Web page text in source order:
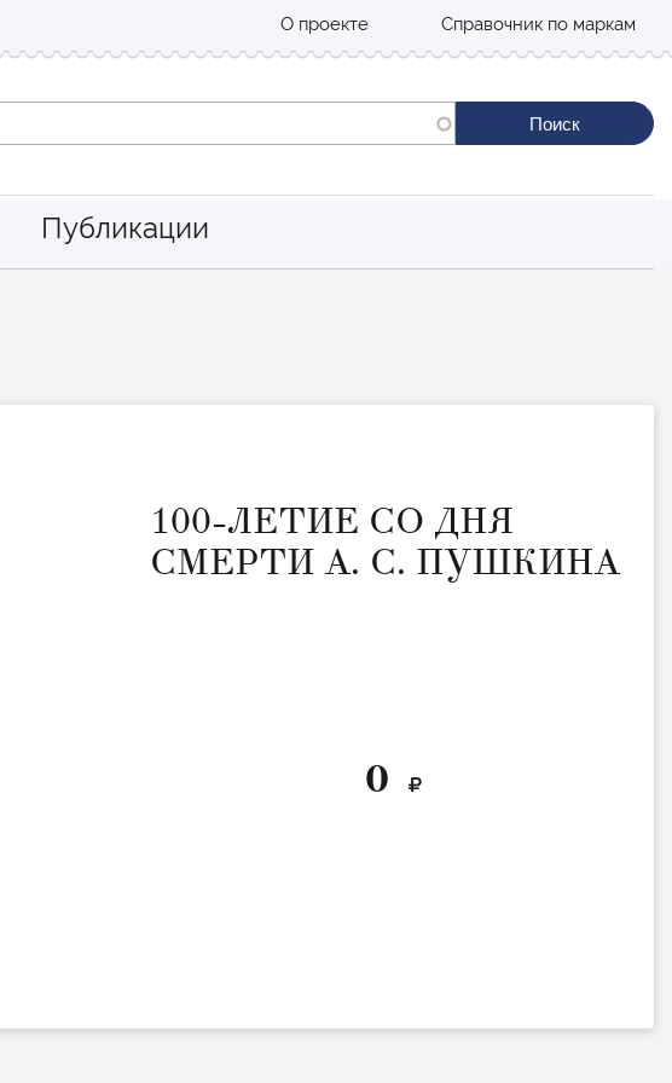
О проекте Справочник по маркам
Публикации
100-ЛЕТИЕ СО ДНЯ
СМЕРТИ А. С. ПУШКИНА
0